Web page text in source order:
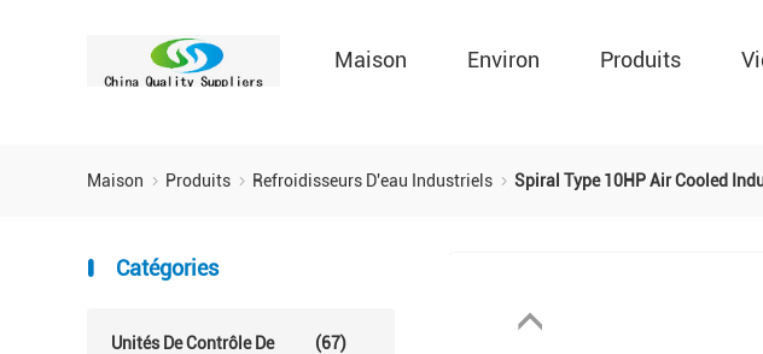
Maison Environ Produits
Maison Produits Refroidisseurs D'eau Industriels Spiral Type 10HP Air Cooled
Catégories
Unités De Contrôle De
(67)